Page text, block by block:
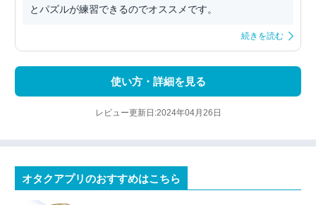
とパズルが練習できるのでオススメです。
続きを読む
使い方・詳細を見る
レビュー更新日:2024年04月26日
オタクアプリのおすすめはこちら